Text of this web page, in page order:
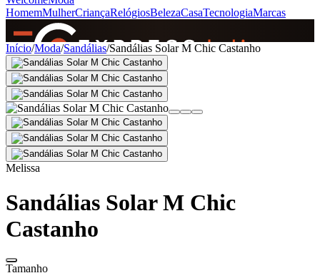
HomemMulherCriançaRelógiosBelezaCasaTecnologiaMarcas
SINCE 2005
+de 36.000 reviews
Início/Moda/Sandálias/Sandálias Solar M Chic Castanho
Melissa
Sandálias Solar M Chic
Castanho
Tamanho